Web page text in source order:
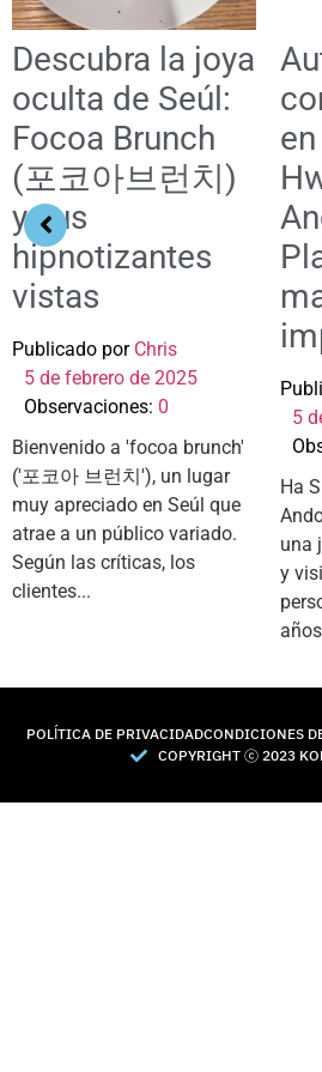
Descubra la joya
oculta de Seúl:
Focoa Brunch
(포코아브런치)
y sus
hipnotizantes
vistas
Publicado por Chris
5 de febrero de 2025
Observaciones: 0
Bienvenido a 'focoa brunch'
('포코아 브런치'), un lugar
muy apreciado en Seúl que
atrae a un público variado.
Según las críticas, los
clientes...
5
Ha
una
y
POLÍTICA DE PRIVACIDADCONDICIONES
COPYRIGHT Ⓒ 2023